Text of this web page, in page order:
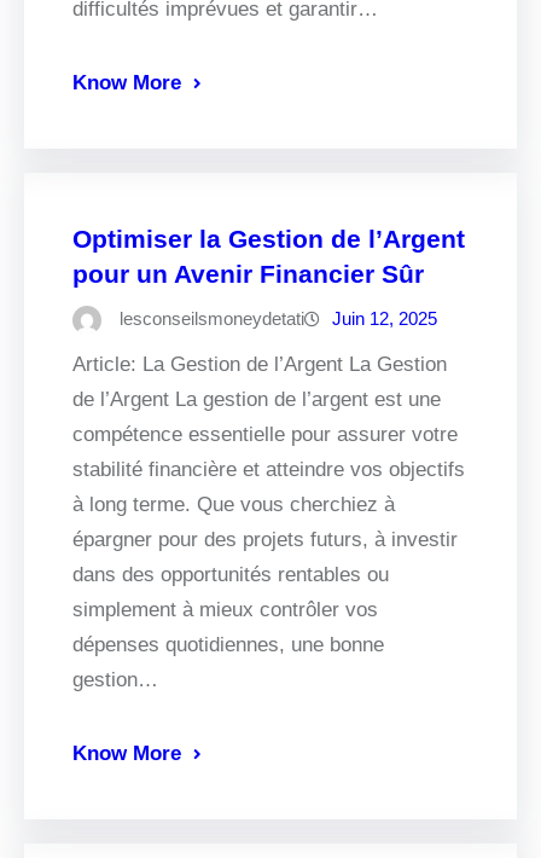
difficultés imprévues et garantir…
Know More
Optimiser la Gestion de l’Argent
pour un Avenir Financier Sûr
lesconseilsmoneydetati Juin 12, 2025
Article: La Gestion de l’Argent La Gestion
de l’Argent La gestion de l’argent est une
compétence essentielle pour assurer votre
stabilité financière et atteindre vos objectifs
à long terme. Que vous cherchiez à
épargner pour des projets futurs, à investir
dans des opportunités rentables ou
simplement à mieux contrôler vos
dépenses quotidiennes, une bonne
gestion…
Know More